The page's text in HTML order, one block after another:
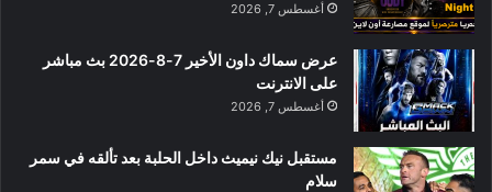
أغسطس 7, 2026
عرض سماك داون الأخير 7-8-2026 بث مباشر
على الانترنت
أغسطس 7, 2026
مستقبل نيك نيميث داخل الحلبة بعد تألقه في سمر
سلام